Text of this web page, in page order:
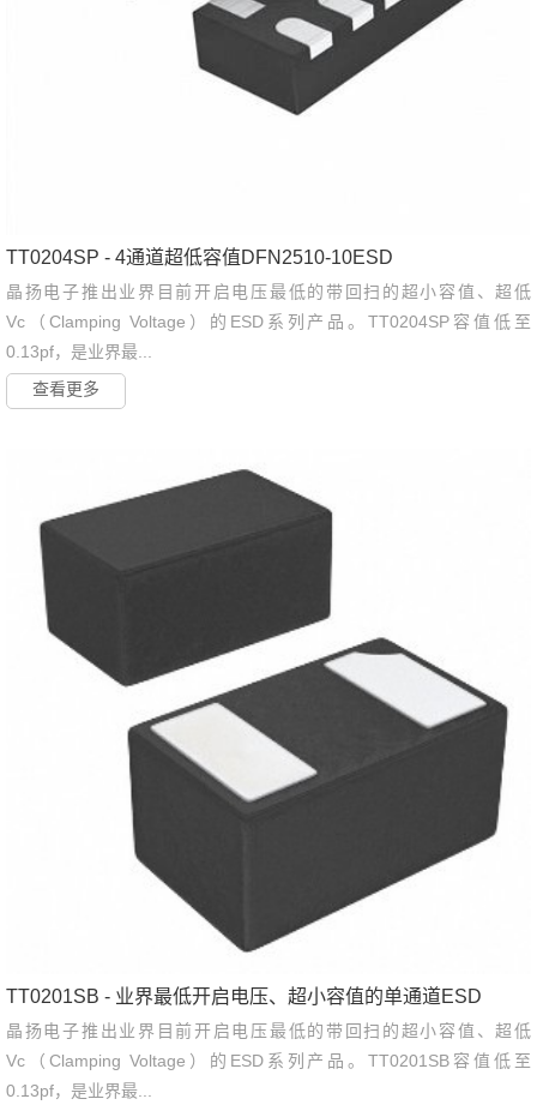
TT0204SP - 4通道超低容值DFN2510-10ESD
晶扬电子推出业界目前开启电压最低的带回扫的超小容值、超低
Vc（Clamping Voltage）的ESD系列产品。TT0204SP容值低至
0.13pf，是业界最...
查看更多
TT0201SB - 业界最低开启电压、超小容值的单通道ESD
晶扬电子推出业界目前开启电压最低的带回扫的超小容值、超低
Vc（Clamping Voltage）的ESD系列产品。TT0201SB容值低至
0.13pf，是业界最...